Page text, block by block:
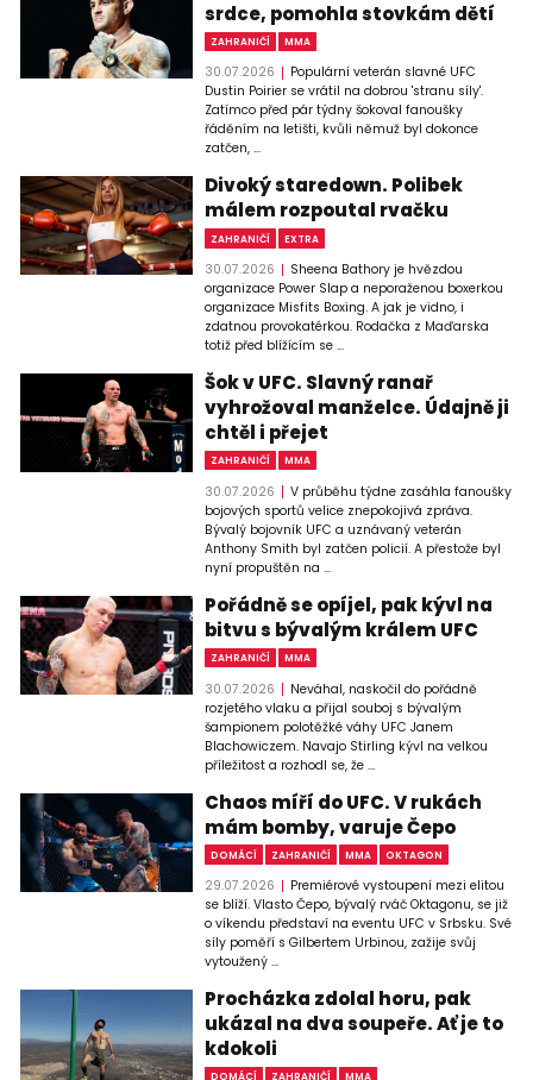
srdce, pomohla stovkám dětí
ZAHRANIČÍ MMA
30.07.2026
Populární veterán slavné UFC
Dustin Poirier se vrátil na dobrou 'stranu síly'.
Zatímco před pár týdny šokoval fanoušky
řáděním na letišti, kvůli němuž byl dokonce
zatčen, ...
Divoký staredown. Polibek
málem rozpoutal rvačku
ZAHRANIČÍ EXTRA
30.07.2026
Sheena Bathory je hvězdou
organizace Power Slap a neporaženou boxerkou
organizace Misfits Boxing. A jak je vidno, i
zdatnou provokatérkou. Rodačka z Maďarska
totiž před blížícím se ...
Šok v UFC. Slavný ranař
vyhrožoval manželce. Údajně ji
chtěl i přejet
ZAHRANIČÍ MMA
30.07.2026
V průběhu týdne zasáhla fanoušky
bojových sportů velice znepokojivá zpráva.
Bývalý bojovník UFC a uznávaný veterán
Anthony Smith byl zatčen policií. A přestože byl
nyní propuštěn na ...
Pořádně se opíjel, pak kývl na
bitvu s bývalým králem UFC
ZAHRANIČÍ MMA
30.07.2026
Neváhal, naskočil do pořádně
rozjetého vlaku a přijal souboj s bývalým
šampionem polotěžké váhy UFC Janem
Blachowiczem. Navajo Stirling kývl na velkou
příležitost a rozhodl se, že ...
Chaos míří do UFC. V rukách
mám bomby, varuje Čepo
DOMÁCÍ ZAHRANIČÍ MMA OKTAGON
29.07.2026
Premiérové vystoupení mezi elitou
se blíží. Vlasto Čepo, bývalý rváč Oktagonu, se již
o víkendu představí na eventu UFC v Srbsku. Své
síly poměří s Gilbertem Urbinou, zažije svůj
vytoužený ...
Procházka zdolal horu, pak
ukázal na dva soupeře. Ať je to
kdokoli
DOMÁCÍ ZAHRANIČÍ MMA